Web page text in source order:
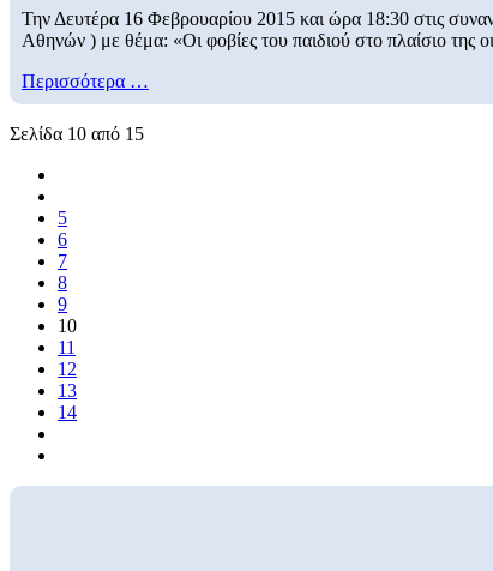
Την Δευτέρα 16 Φεβρουαρίου 2015 και ώρα 18:30 στις
Αθηνών ) με θέμα: «Οι φοβίες του παιδιού στο πλαίσιο της
Περισσότερα …
Σελίδα 10 από 15
5
6
7
8
9
10
11
12
13
14